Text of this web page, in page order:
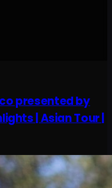
presented by
| Asian Tour |